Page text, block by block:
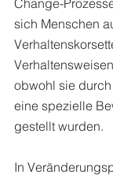
sich Menschen
obwohl sie
eine spezielle
gestellt wurden.
In